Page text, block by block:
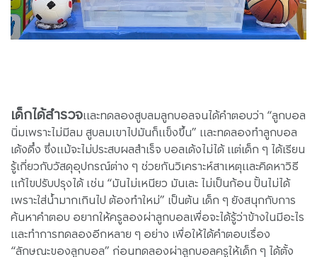
เด็กได้สำรวจและทดลองสูบลมลูกบอลจนได้คำตอบว่า “ลูกบอล
นิ่มเพราะไม่มีลม สูบลมเขาไปมันก็แข็งขึ้น” และทดลองทำลูกบอล
เด้งดึ๋ง ซึ่งแม้จะไม่ประสบผลสำเร็จ บอลเด้งไม่ได้ แต่เด็ก ๆ ได้เรียน
รู้เกี่ยวกับวัสดุอุปกรณ์ต่าง ๆ ช่วยกันวิเคราะห์สาเหตุและคิดหาวิธี
แก้ไขปรับปรุงได้ เช่น “มันไม่เหนียว มันเละ ไม่เป็นก้อน ปั้นไม่ได้
เพราะใส่น้ำมากเกินไป ต้องทำใหม่” เป็นต้น เด็ก ๆ ยังสนุกกับการ
ค้นหาคำตอบ อยากให้ครูลองผ่าลูกบอลเพื่อจะได้รู้ว่าข้างในมีอะไร
และทำการทดลองอีกหลาย ๆ อย่าง เพื่อให้ได้คำตอบเรื่อง
“ลักษณะของลูกบอล” ก่อนทดลองผ่าลูกบอลครูให้เด็ก ๆ ได้ตั้ง